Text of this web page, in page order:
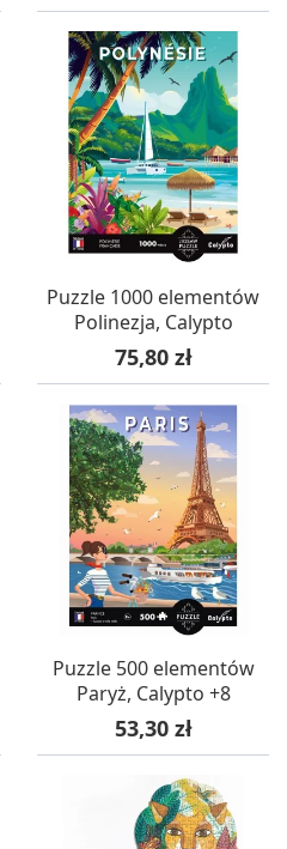
Puzzle 1000 elementów
Polinezja, Calypto
Cena
75,80 zł
Puzzle 500 elementów
Paryż, Calypto +8
Cena
53,30 zł